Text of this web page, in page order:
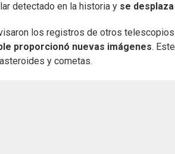
detectado en la historia y se
los registros de otros
proporcionó nuevas imágenes.
y cometas.